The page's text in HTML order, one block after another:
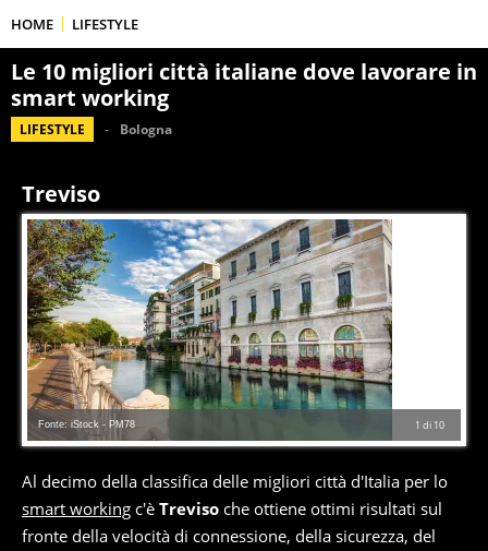
HOME LIFESTYLE
Le 10 migliori città italiane dove lavorare in
smart working
LIFESTYLE Bologna
Treviso
1 di 10
Fonte: iStock - PM78
Al decimo della classifica delle migliori città d'Italia per lo
smart working c'è Treviso che ottiene ottimi risultati sul
fronte della velocità di connessione, della sicurezza, del